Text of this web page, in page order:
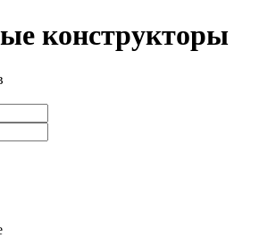
конструкторы